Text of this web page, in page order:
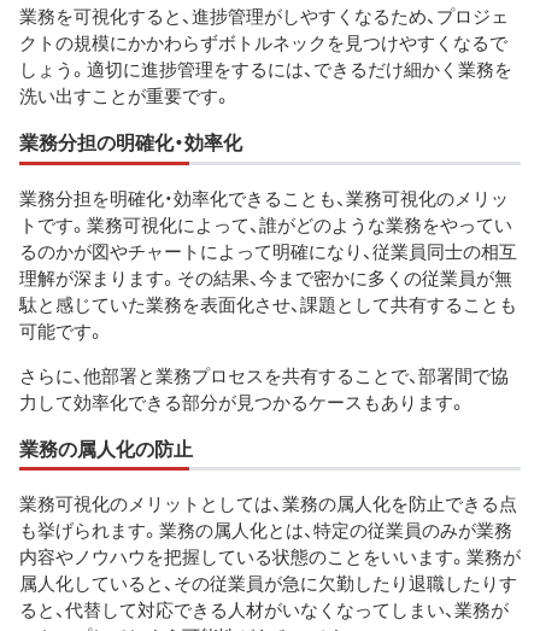
業務を可視化すると、進捗管理がしやすくなるため、プロジェ
クトの規模にかかわらずボトルネックを見つけやすくなるで
しょう。適切に進捗管理をするには、できるだけ細かく業務を
洗い出すことが重要です。
業務分担の明確化・効率化
業務分担を明確化・効率化できることも、業務可視化のメリッ
トです。業務可視化によって、誰がどのような業務をやってい
るのかが図やチャートによって明確になり、従業員同士の相互
理解が深まります。その結果、今まで密かに多くの従業員が無
駄と感じていた業務を表面化させ、課題として共有することも
可能です。
さらに、他部署と業務プロセスを共有することで、部署間で協
力して効率化できる部分が見つかるケースもあります。
業務の属人化の防止
業務可視化のメリットとしては、業務の属人化を防止できる点
も挙げられます。業務の属人化とは、特定の従業員のみが業務
内容やノウハウを把握している状態のことをいいます。業務が
属人化していると、その従業員が急に欠勤したり退職したりす
ると、代替して対応できる人材がいなくなってしまい、業務が